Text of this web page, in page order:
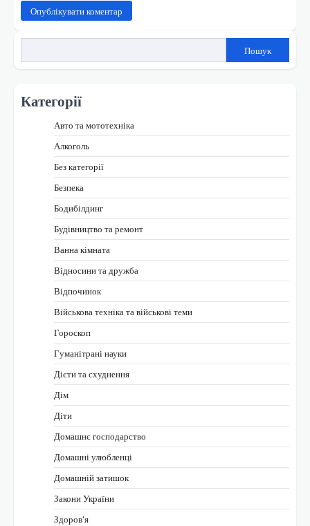
Пошук
Категорії
Авто та мототехніка
Алкоголь
Без категорії
Безпека
Бодибілдинг
Будівництво та ремонт
Ванна кімната
Відносини та дружба
Відпочинок
Військова техніка та військові теми
Гороскоп
Гуманітрані науки
Дієти та схуднення
Дім
Діти
Домашнє господарство
Домашні улюбленці
Домашній затишок
Закони України
Здоров'я